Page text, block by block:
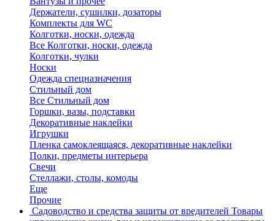
Держатели, сушилки, дозаторы
Комплекты для WC
Колготки, носки, одежда
Все Колготки, носки, одежда
Колготки, чулки
Носки
Одежда спецназначения
Стильный дом
Все Стильный дом
Горшки, вазы, подставки
Декоративные наклейки
Игрушки
Пленка самоклеящаяся, декоративные наклейки
Полки, предметы интерьера
Свечи
Стеллажи, столы, комоды
Еще
Прочие
Садоводство и средства защиты от вредителей Товары